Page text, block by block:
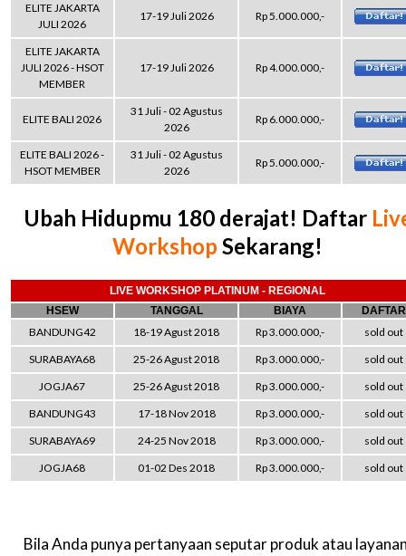
ELITE JAKARTA
JULI 2026
17-19 Juli 2026 Rp 5.000.000,-
ELITE JAKARTA
JULI 2026 - HSOT
MEMBER
17-19 Juli 2026 Rp 4.000.000,-
ELITE BALI 2026
31 Juli - 02 Agustus
2026
Rp 6.000.000,-
ELITE BALI 2026 -
HSOT MEMBER
31 Juli - 02 Agustus
2026
Rp 5.000.000,-
Ubah Hidupmu 180 derajat! Daftar
Workshop Sekarang!
LIVE WORKSHOP PLATINUM - REGIONAL
HSEW
TANGGAL BIAYA DAFTAR
BANDUNG42 18-19 Agust 2018 Rp 3.000.000,-
sold out
SURABAYA68
25-26 Agust 2018 Rp 3.000.000,-
sold out
JOGJA67
25-26 Agust 2018 Rp 3.000.000,-
sold out
BANDUNG43
17-18 Nov 2018 Rp 3.000.000,-
sold out
SURABAYA69
24-25 Nov 2018 Rp 3.000.000,-
sold out
JOGJA68
01-02 Des 2018 Rp 3.000.000,- sold out
Bila Anda punya pertanyaan seputar produk atau